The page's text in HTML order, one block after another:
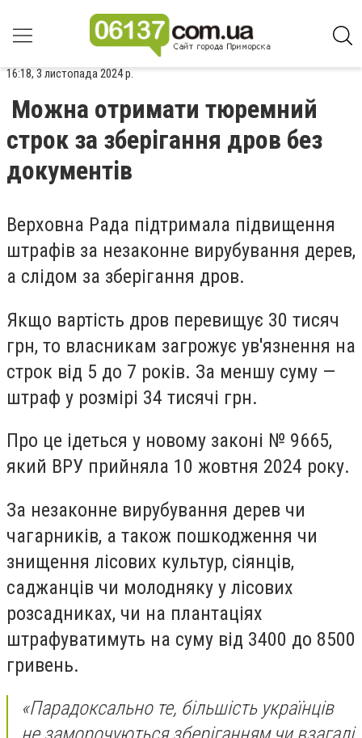
16:18, 3 листопада 2024 р.
Можна отримати тюремний
строк за зберігання дров без
документів
Верховна Рада підтримала підвищення
штрафів за незаконне вирубування дерев,
а слідом за зберігання дров.
Якщо вартість дров перевищує 30 тисяч
грн, то власникам загрожує ув'язнення на
строк від 5 до 7 років. За меншу суму —
штраф у розмірі 34 тисячі грн.
Про це ідеться у новому законі № 9665,
який ВРУ прийняла 10 жовтня 2024 року.
За незаконне вирубування дерев чи
чагарників, а також пошкодження чи
знищення лісових культур, сіянців,
саджанців чи молодняку ​​у лісових
розсадниках, чи на плантаціях
штрафуватимуть на суму від 3400 до 8500
гривень.
«Парадоксально те, більшість українців